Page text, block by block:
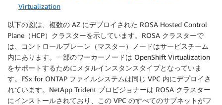
Virtualization
以下の図は、複数の AZ にデプロイされた ROSA Hosted Control
Plane（HCP）クラスターを示しています。ROSA クラスターで
は、コントロールプレーン（マスター）ノードはサービスチーム
内にあります。一部のワーカーノードは OpenShift Virtualization
をサポートするためにメタルインスタンスタイプとなっていま
す。FSx for ONTAP ファイルシステムは同じ VPC 内にデプロイさ
れています。NetApp Trident プロビジョナーは ROSA クラスター
にインストールされており、この VPC のすべてのサブネットがフ